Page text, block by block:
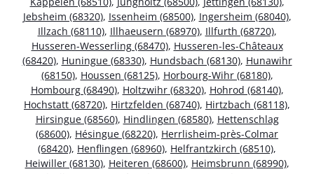
Jebsheim (68320), Issenheim (68500), Ingersheim (68040),
Illzach (68110), Illhaeusern (68970), Illfurth (68720),
Husseren-Wesserling (68470), Husseren-les-Châteaux
(68420), Huningue (68330), Hundsbach (68130), Hunawihr
(68150), Houssen (68125), Horbourg-Wihr (68180),
Hombourg (68490), Holtzwihr (68320), Hohrod (68140),
Hochstatt (68720), Hirtzfelden (68740), Hirtzbach (68118),
Hirsingue (68560), Hindlingen (68580), Hettenschlag
(68600), Hésingue (68220), Herrlisheim-près-Colmar
(68420), Henflingen (68960), Helfrantzkirch (68510),
Heiwiller (68130), Heiteren (68600), Heimsbrunn (68990),